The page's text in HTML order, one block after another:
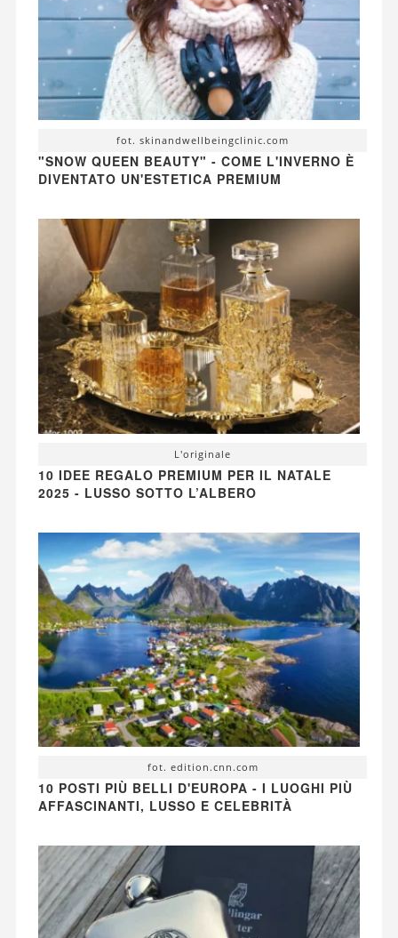
fot. skinandwellbeingclinic.com
"SNOW QUEEN BEAUTY" - COME L'INVERNO È
DIVENTATO UN'ESTETICA PREMIUM
L'originale
10 IDEE REGALO PREMIUM PER IL NATALE
2025 - LUSSO SOTTO L’ALBERO
fot. edition.cnn.com
10 POSTI PIÙ BELLI D'EUROPA - I LUOGHI PIÙ
AFFASCINANTI, LUSSO E CELEBRITÀ